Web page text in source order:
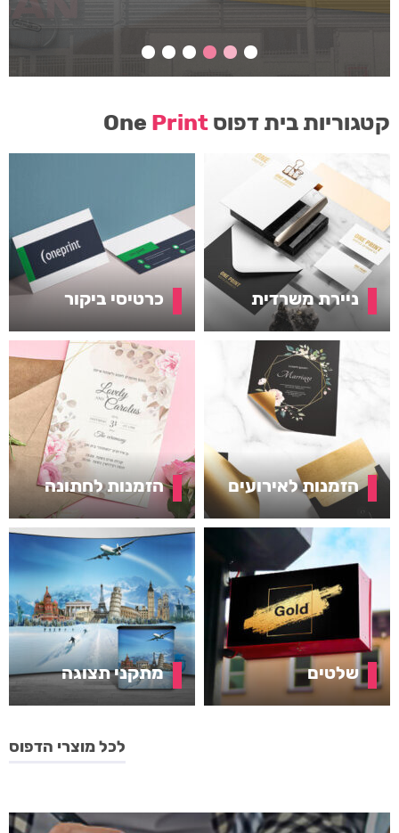
קטגוריות בית דפוס One Print
ניירת משרדית כרטיסי ביקור
הזמנות לאירועים הזמנות לחתונה
שלטים מתקני תצוגה
לכל מוצרי הדפוס